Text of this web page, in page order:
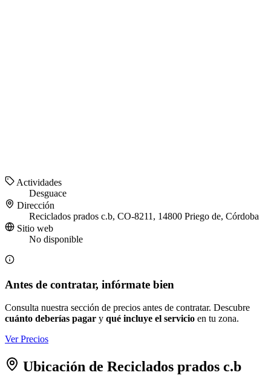
Actividades
Desguace
Dirección
Reciclados prados c.b, CO-8211, 14800 Priego de, Córdoba
Sitio web
No disponible
Antes de contratar, infórmate bien
Consulta nuestra sección de precios antes de contratar. Descubre
cuánto deberías pagar y qué incluye el servicio en tu zona.
Ver Precios
Ubicación de Reciclados prados c.b